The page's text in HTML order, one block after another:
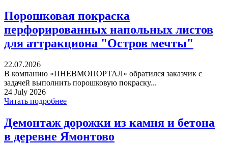
Порошковая покраска
перфорированных напольных листов
для аттракциона "Остров мечты"
22.07.2026
В компанию «ПНЕВМОПОРТАЛ» обратился заказчик с
задачей выполнить порошковую покраску...
24 July 2026
Читать подробнее
Демонтаж дорожки из камня и бетона
в деревне Ямонтово